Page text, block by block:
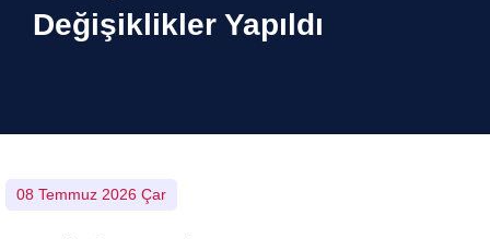
Değişiklikler Yapıldı
08 Temmuz 2026 Çar